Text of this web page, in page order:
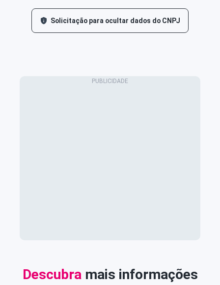
Solicitação para ocultar dados do CNPJ
Descubra mais informações